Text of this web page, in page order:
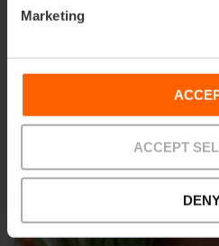
Marketing
ACCEPT
Passeja en catamarà
clòchina a València